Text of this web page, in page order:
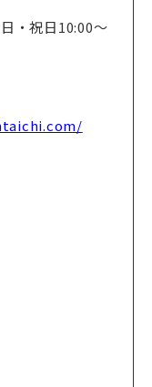
・祝日10:00〜